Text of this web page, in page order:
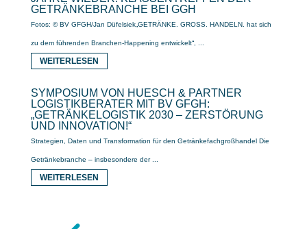
GETRÄNKEBRANCHE BEI GGH
Fotos: © BV GFGH/Jan Düfelsiek„GETRÄNKE. GROSS. HANDELN. hat sich
zu dem führenden Branchen-Happening entwickelt“, ...
WEITERLESEN
SYMPOSIUM VON HUESCH & PARTNER
LOGISTIKBERATER MIT BV GFGH:
„GETRÄNKELOGISTIK 2030 – ZERSTÖRUNG
UND INNOVATION!“
Strategien, Daten und Transformation für den Getränkefachgroßhandel Die
Getränkebranche – insbesondere der ...
WEITERLESEN